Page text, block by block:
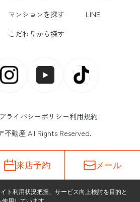
マンションを探す
LINE
こだわりから探す
ライバシーポリシー利用規約
不動産 All Rights Reserved.
来店予約 メール
ト利用状況把握、サービス向上検討を目的と